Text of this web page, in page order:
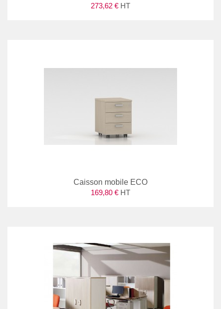
273,62 € HT
Caisson mobile ECO
169,80 € HT